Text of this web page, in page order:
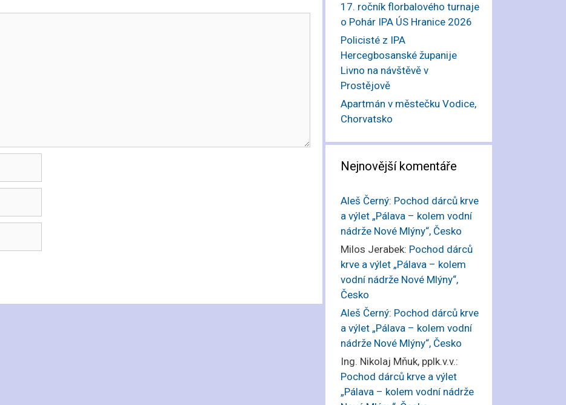
17. ročník florbalového turnaje
o Pohár IPA ÚS Hranice 2026
Policisté z IPA
Hercegbosanské županije
Livno na návštěvě v
Prostějově
Apartmán v městečku Vodice,
Chorvatsko
Nejnovější komentáře
Aleš Černý: Pochod dárců krve
a výlet „Pálava – kolem vodní
nádrže Nové Mlýny“, Česko
Milos Jerabek: Pochod dárců
krve a výlet „Pálava – kolem
vodní nádrže Nové Mlýny“,
Česko
Aleš Černý: Pochod dárců krve
a výlet „Pálava – kolem vodní
nádrže Nové Mlýny“, Česko
Ing. Nikolaj Mňuk, pplk.v.v.:
Pochod dárců krve a výlet
„Pálava – kolem vodní nádrže